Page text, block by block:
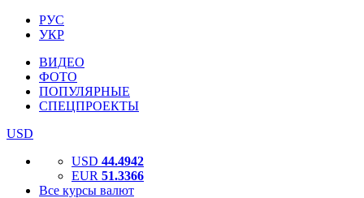
РУС
УКР
ВИДЕО
ФОТО
ПОПУЛЯРНЫЕ
СПЕЦПРОЕКТЫ
USD
USD 44.4942
EUR 51.3366
Все курсы валют